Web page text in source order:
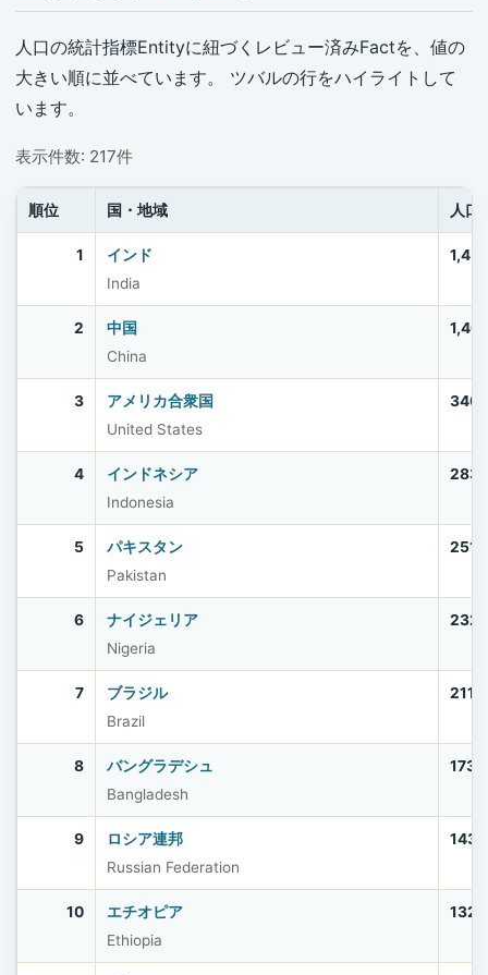
人口の統計指標Entityに紐づくレビュー済みFactを、値の
大きい順に並べています。 ツバルの行をハイライトして
います。
表示件数: 217件
順位 国・地域 人口
1
インド
India
2
中国
China
3
アメリカ合衆国
United States
4
インドネシア
Indonesia
5
パキスタン
Pakistan
6
ナイジェリア
Nigeria
7
ブラジル
Brazil
8
バングラデシュ
Bangladesh
9
ロシア連邦
Russian Federation
10
エチオピア
Ethiopia